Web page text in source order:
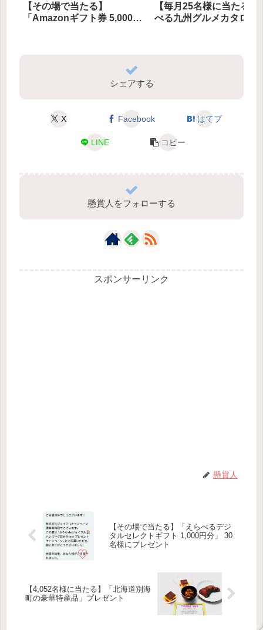
【その場で当たる】
「Amazonギフト券 5,000円
【毎月25名様に当たる】
べる九州グルメカタログ
シェアする
X Facebook はてブ
LINE コピー
懸賞人をフォローする
スポンサーリンク
懸賞人
【その場で当たる】「えらべるデジ
タルセレクトギフト 1,000円分」 30
名様にプレゼント
【4,052名様に当たる】「北海道別海
町の豪華特産品」プレゼント